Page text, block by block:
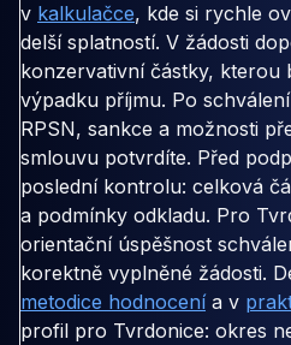
v kalkulačce, kde si rychle
delší splatností. V žádosti
konzervativní částky, kterou
výpadku příjmu. Po
RPSN, sankce a možnosti
smlouvu potvrdíte. Před
poslední kontrolu: celková
a podmínky odkladu. Pro
orientační úspěšnost
korektně vyplněné žádosti.
metodice hodnocenía v
profil pro Tvrdonice: okres